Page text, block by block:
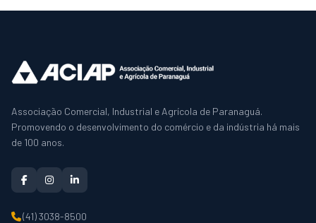
Associação Comercial, Industrial e Agrícola de Paranaguá.
Promovendo o desenvolvimento do comércio e da indústria há mais
de 100 anos.
(41) 3038-8500